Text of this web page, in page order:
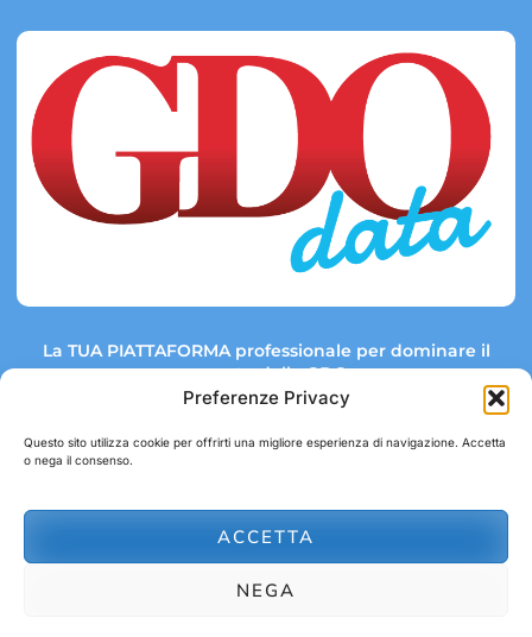
Preferenze Privacy
Questo sito utilizza cookie per offrirti una migliore esperienza di navigazione. Accetta
o nega il consenso.
ACCETTA
NEGA
La TUA PIATTAFORMA professionale per dominare il
mercato della GDO.
Link rapidi:
abbonamenti@gdodata.it